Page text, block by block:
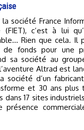
(FIET), c’est à lui
Rien que cela. Il
de fonds pour une
sa société au
Altrad est
société d’un
et 30 ans plus
dans 17 sites
présence